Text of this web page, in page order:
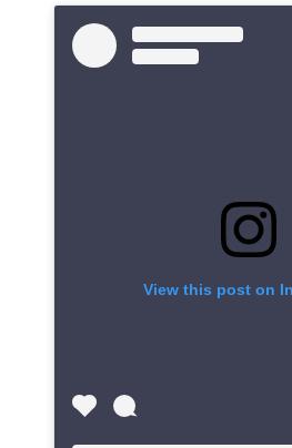
View this post on